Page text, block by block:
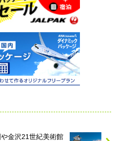
金沢21世紀美術館